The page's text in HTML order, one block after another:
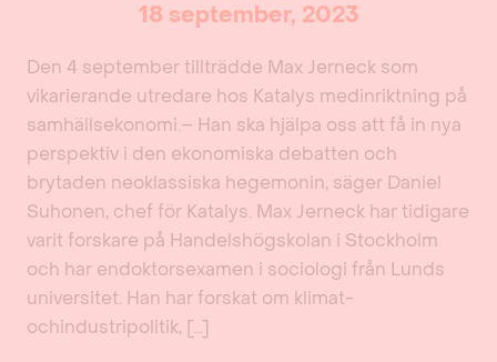
18 september, 2023
Den 4 september tillträdde Max Jerneck som
vikarierande utredare hos Katalys medinriktning på
samhällsekonomi.– Han ska hjälpa oss att få in nya
perspektiv i den ekonomiska debatten och
brytaden neoklassiska hegemonin, säger Daniel
Suhonen, chef för Katalys. Max Jerneck har tidigare
varit forskare på Handelshögskolan i Stockholm
och har endoktorsexamen i sociologi från Lunds
universitet. Han har forskat om klimat-
ochindustripolitik, […]